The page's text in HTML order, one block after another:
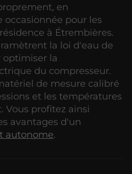
en
pour les
à Étrembières.
la loi d'eau de
la
du compresseur.
de mesure calibré
et les températures
Vous profitez ainsi
avantages d'un
autonome.